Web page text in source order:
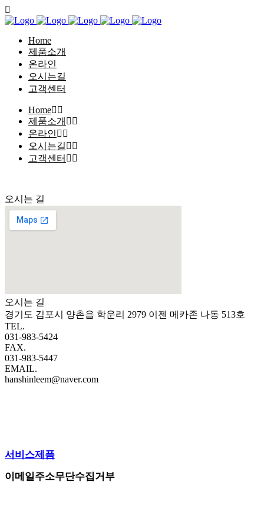
Home
제품소개
온라인
오시는길
고객센터
Home
제품소개
온라인
오시는길
고객센터
오시는 길
오시는 길
경기도 김포시 양촌읍 학운리 2979 이젠 메카존 나동 513호
TEL.
031-983-5424
FAX.
031-983-5447
EMAIL.
hanshinleem@naver.com
서비스제픔
이메일주소무단수집거부